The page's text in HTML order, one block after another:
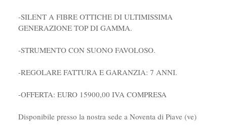
-SILENT A FIBRE OTTICHE DI ULTIMISSIMA
GENERAZIONE TOP DI GAMMA.
-STRUMENTO CON SUONO FAVOLOSO.
-REGOLARE FATTURA E GARANZIA: 7 ANNI.
-OFFERTA: EURO 15900,00 IVA COMPRESA
Disponibile presso la nostra sede a Noventa di Piave (ve)